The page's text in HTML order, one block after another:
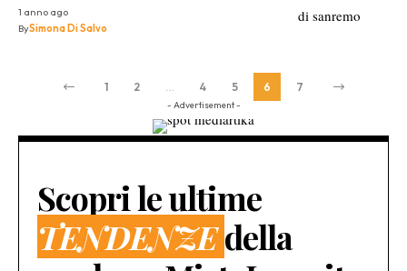
1 anno ago
BySimona Di Salvo
1 2 … 4 5 6 7
- Advertisement -
Scopri le ultime
TENDENZEdella